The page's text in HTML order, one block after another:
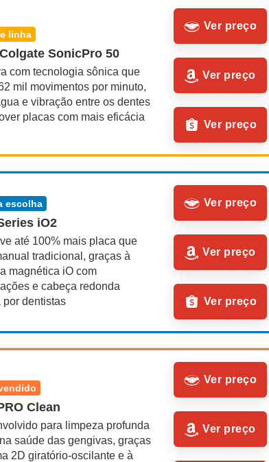
linha
SonicPro 50
com tecnologia sônica que
mil movimentos por minuto,
e vibração entre os dentes
placas com mais eficácia
Ver preço
Ver preço
Ver preço
escolha
iO2
até 100% mais placa que
tradicional, graças à
magnética iO com
e cabeça redonda
por dentistas
Ver preço
Ver preço
Ver preço
vendido
Clean
para limpeza profunda
saúde das gengivas, graças
2D giratório-oscilante e à
Ver preço
Ver preço